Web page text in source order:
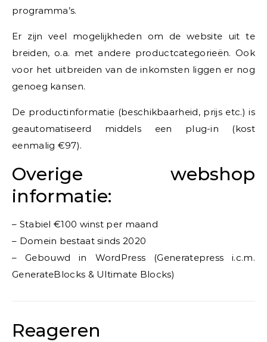
programma’s.
Er zijn veel mogelijkheden om de website uit te
breiden, o.a. met andere productcategorieën. Ook
voor het uitbreiden van de inkomsten liggen er nog
genoeg kansen.
De productinformatie (beschikbaarheid, prijs etc.) is
geautomatiseerd middels een plug-in (kost
eenmalig €97).
Overige webshop
informatie:
– Stabiel €100 winst per maand
– Domein bestaat sinds 2020
– Gebouwd in WordPress (Generatepress i.c.m.
GenerateBlocks & Ultimate Blocks)
Reageren